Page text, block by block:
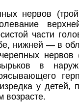
нервов
части
нижней — в
нервов
в
у детей,
возрасте.